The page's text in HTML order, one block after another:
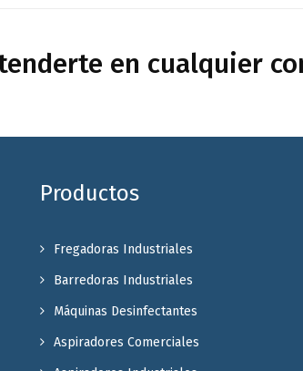
en cualquier
Productos
Fregadoras Industriales
Barredoras Industriales
Máquinas Desinfectantes
Aspiradores Comerciales